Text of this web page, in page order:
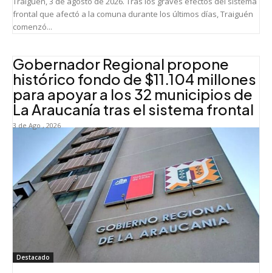
frontal que afectó a la comuna durante los últimos días, Traiguén
comenzó...
Gobernador Regional propone
histórico fondo de $11.104 millones
para apoyar a los 32 municipios de
La Araucanía tras el sistema frontal
3 de Ago , 2026
Destacado